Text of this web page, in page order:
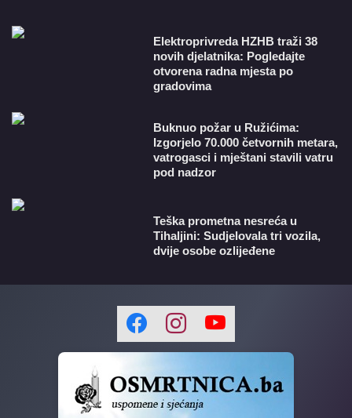
​Elektroprivreda HZHB traži 38
novih djelatnika: Pogledajte
otvorena radna mjesta po
gradovima
Buknuo požar u Ružićima:
Izgorjelo 70.000 četvornih metara,
vatrogasci i mještani stavili vatru
pod nadzor
Teška prometna nesreća u
Tihaljini: Sudjelovala tri vozila,
dvije osobe ozlijeđene